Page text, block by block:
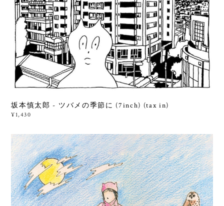
坂本慎太郎 - ツバメの季節に (7inch) (tax in)
¥1,430